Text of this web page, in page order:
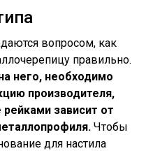
вопросом, как
правильно.
него, необходимо
производителя,
зависит от
Чтобы
для настила